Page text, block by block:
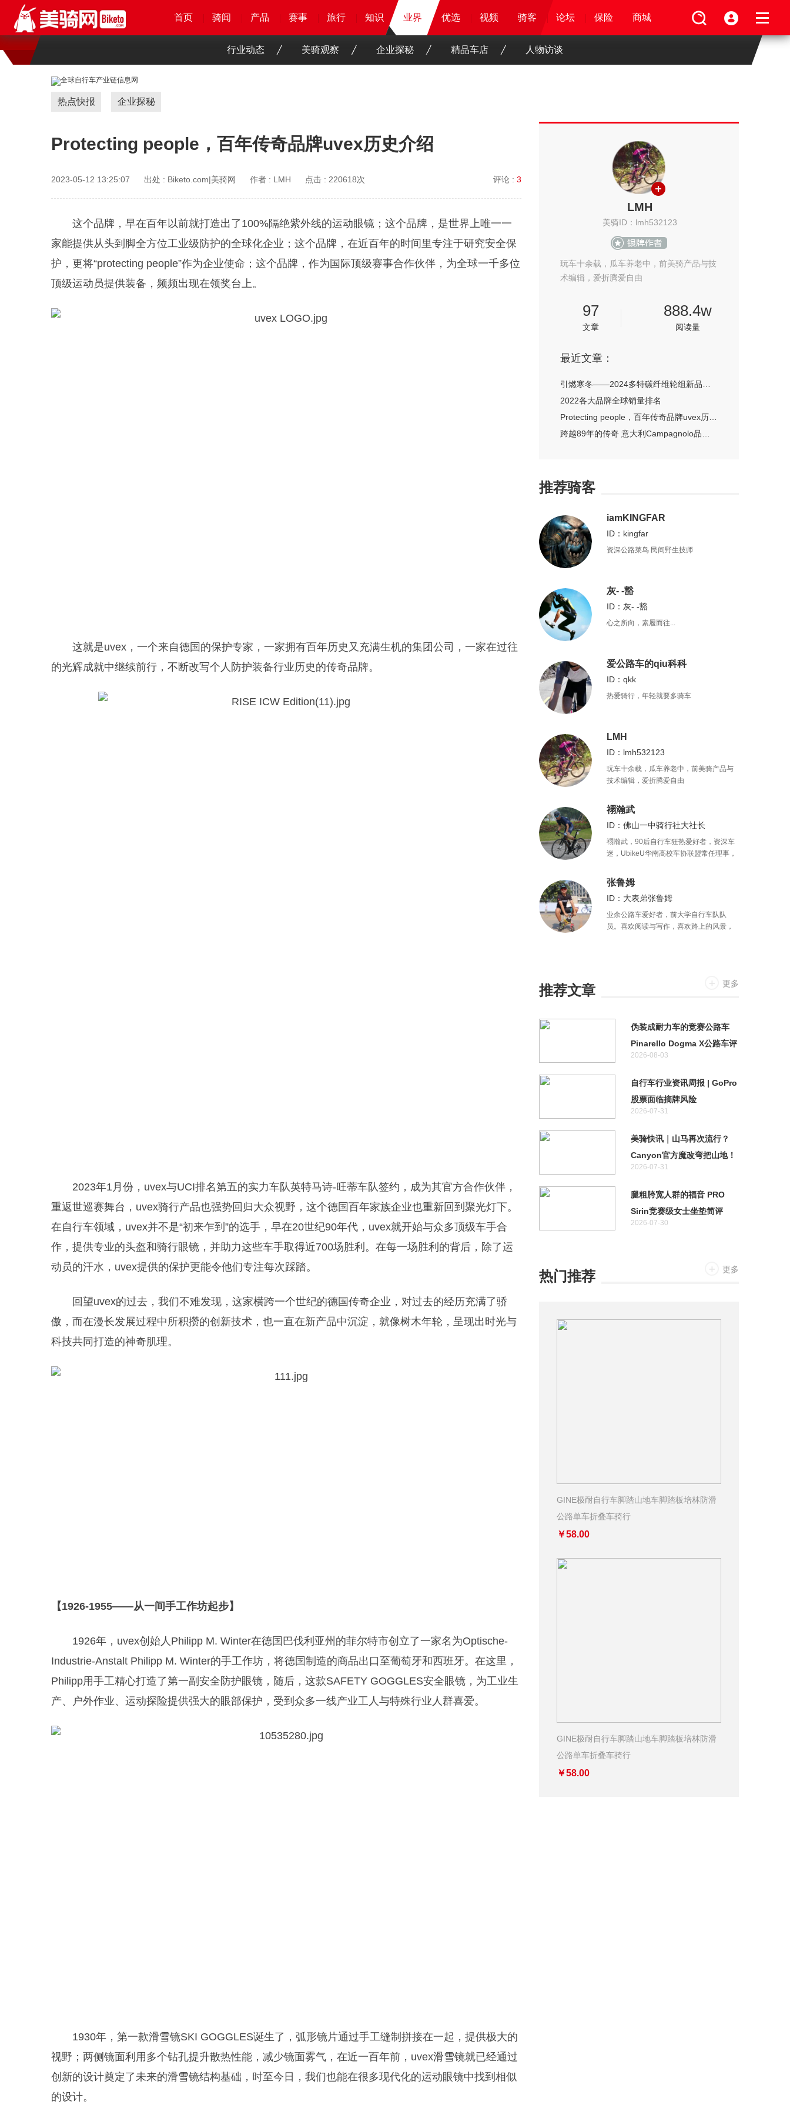
首页 骑闻 产品 赛事 旅行 优选 骑客 论坛 保险 商城
首页 骑闻 产品 赛事 旅行 知识 业界 优选 骑客 视频 论坛 保险 商城
首页 骑闻 产品 赛事 旅行 知识 业界 优选 视频 骑客 论坛 保险 商城
首页 骑闻 产品 赛事 旅行 知识 业界 优选 视频 骑客 论坛 保险 商城
行业动态 美骑观察 企业探秘 精品车店 人物访谈
热点快报 企业探秘
Protecting people，百年传奇品牌uvex历史介绍
2023-05-12 13:25:07 出处 : Biketo.com|美骑网 作者 : LMH 点击 : 220618次 评论 : 3
这个品牌，早在百年以前就打造出了100%隔绝紫外线的运动眼镜；这个品牌，是世界上唯一一
家能提供从头到脚全方位工业级防护的全球化企业；这个品牌，在近百年的时间里专注于研究安全保
护，更将“protecting people”作为企业使命；这个品牌，作为国际顶级赛事合作伙伴，为全球一千多位
顶级运动员提供装备，频频出现在领奖台上。
这就是uvex，一个来自德国的保护专家，一家拥有百年历史又充满生机的集团公司，一家在过往
的光辉成就中继续前行，不断改写个人防护装备行业历史的传奇品牌。
2023年1月份，uvex与UCI排名第五的实力车队英特马诗-旺蒂车队签约，成为其官方合作伙伴，
重返世巡赛舞台，uvex骑行产品也强势回归大众视野，这个德国百年家族企业也重新回到聚光灯下。
在自行车领域，uvex并不是“初来乍到”的选手，早在20世纪90年代，uvex就开始与众多顶级车手合
作，提供专业的头盔和骑行眼镜，并助力这些车手取得近700场胜利。在每一场胜利的背后，除了运
动员的汗水，uvex提供的保护更能令他们专注每次踩踏。
回望uvex的过去，我们不难发现，这家横跨一个世纪的德国传奇企业，对过去的经历充满了骄
傲，而在漫长发展过程中所积攒的创新技术，也一直在新产品中沉淀，就像树木年轮，呈现出时光与
科技共同打造的神奇肌理。
【1926-1955——从一间手工作坊起步】
1926年，uvex创始人Philipp M. Winter在德国巴伐利亚州的菲尔特市创立了一家名为Optische-
Industrie-Anstalt Philipp M. Winter的手工作坊，将德国制造的商品出口至葡萄牙和西班牙。在这里，
Philipp用手工精心打造了第一副安全防护眼镜，随后，这款SAFETY GOGGLES安全眼镜，为工业生
产、户外作业、运动探险提供强大的眼部保护，受到众多一线产业工人与特殊行业人群喜爱。
1930年，第一款滑雪镜SKI GOGGLES诞生了，弧形镜片通过手工缝制拼接在一起，提供极大的
视野；两侧镜面利用多个钻孔提升散热性能，减少镜面雾气，在近一百年前，uvex滑雪镜就已经通过
创新的设计奠定了未来的滑雪镜结构基础，时至今日，我们也能在很多现代化的运动眼镜中找到相似
的设计。
LMH
美骑ID：lmh532123
玩车十余载，瓜车养老中，前美骑产品与技
术编辑，爱折腾爱自由
97
文章
888.4w
阅读量
最近文章：
2022各大品牌全球销量排名
推荐骑客
iamKINGFAR
ID：kingfar
资深公路菜鸟 民间野生技师
灰- -豁
ID：灰- -豁
心之所向，素履而往...
爱公路车的qiu科科
ID：qkk
热爱骑行，年轻就要多骑车
LMH
ID：lmh532123
玩车十余载，瓜车养老中，前美骑产品与
技术编辑，爱折腾爱自由
禤瀚武
ID：佛山一中骑行社大社长
禤瀚武，90后自行车狂热爱好者，资深车
迷，UbikeU华南高校车协联盟常任理事，
国际新闻专业。
张鲁姆
ID：大表弟张鲁姆
业余公路车爱好者，前大学自行车队队
员。喜欢阅读与写作，喜欢路上的风景，
推荐文章 更多
伪装成耐力车的竞赛公路车
Pinarello Dogma X公路车评
测
2026-08-03
自行车行业资讯周报 | GoPro
股票面临摘牌风险
2026-07-31
美骑快讯｜山马再次流行？
Canyon官方魔改弯把山地！
特斯拉首款两轮车居然不是电
2026-07-31
腿粗胯宽人群的福音 PRO
Sirin竞赛级女士坐垫简评
2026-07-30
热门推荐 更多
GINE极耐自行车脚踏山地车脚踏板培林防滑
公路单车折叠车骑行
￥58.00
GINE极耐自行车脚踏山地车脚踏板培林防滑
公路单车折叠车骑行
￥58.00